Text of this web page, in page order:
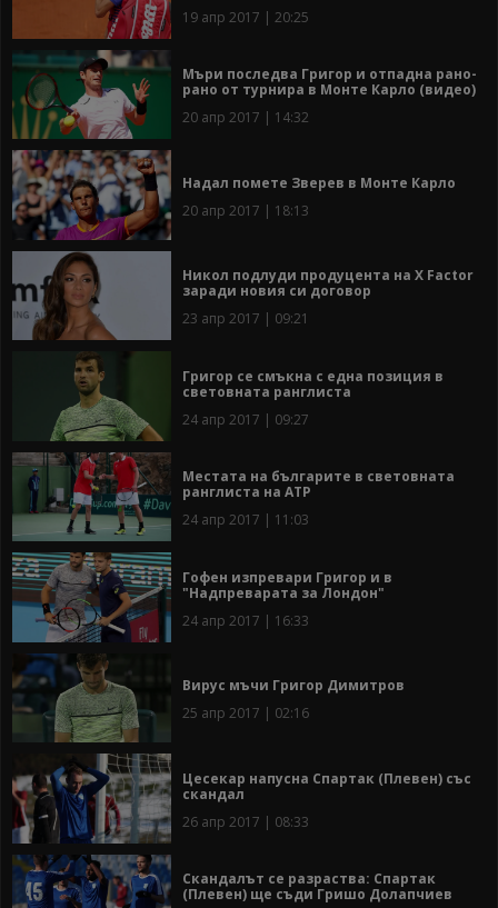
19 апр 2017 | 20:25
Мъри последва Григор и отпадна рано-
рано от турнира в Монте Карло (видео)
20 апр 2017 | 14:32
Надал помете Зверев в Монте Карло
20 апр 2017 | 18:13
Никол подлуди продуцента на X Factor
заради новия си договор
23 апр 2017 | 09:21
Григор се смъкна с една позиция в
световната ранглиста
24 апр 2017 | 09:27
Местата на българите в световната
ранглиста на АТР
24 апр 2017 | 11:03
Гофен изпревари Григор и в
"Надпреварата за Лондон"
24 апр 2017 | 16:33
Вирус мъчи Григор Димитров
25 апр 2017 | 02:16
Цесекар напусна Спартак (Плевен) със
скандал
26 апр 2017 | 08:33
Скандалът се разраства: Спартак
(Плевен) ще съди Гришо Долапчиев